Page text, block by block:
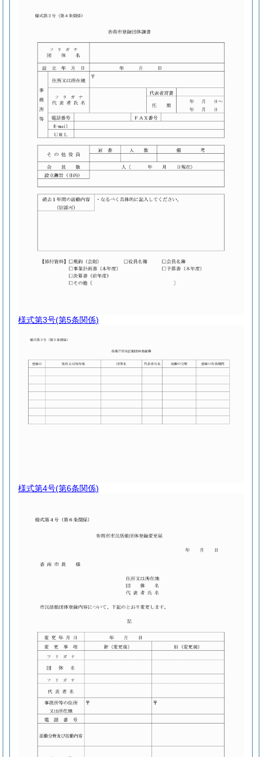
様式第3号(第5条関係)
様式第4号(第6条関係)